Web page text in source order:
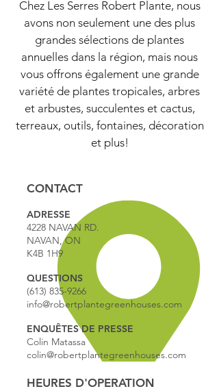
Chez Les Serres Robert Plante, nous
avons non seulement une des plus
grandes sélections de plantes
annuelles dans la région, mais nous
vous offrons également une grande
variété de plantes tropicales, arbres
et arbustes, succulentes et cactus,
terreaux, outils, fontaines, décoration
et plus!
CONTACT
ADRESSE
4228 NAVAN RD.
NAVAN, ON
K4B 1H9
QUESTIONS
(613) 835-9266
info@robertplantegreenhouses.com
ENQUÊTES DE PRESSE
Colin Matassa
colin@robertplantegreenhouses.com
HEURES D'OPERATION